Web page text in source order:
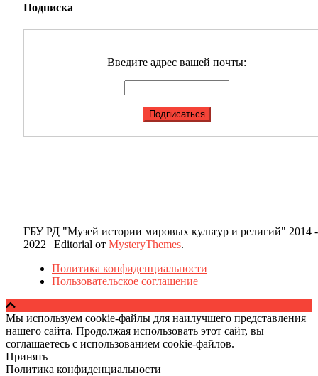
Подписка
Введите адрес вашей почты:
ГБУ РД "Музей истории мировых культур и религий" 2014 -
2022 | Editorial от MysteryThemes.
Политика конфиденциальности
Пользовательское соглашение
Мы используем cookie-файлы для наилучшего представления
нашего сайта. Продолжая использовать этот сайт, вы
соглашаетесь с использованием cookie-файлов.
Принять
Политика конфиденциальности